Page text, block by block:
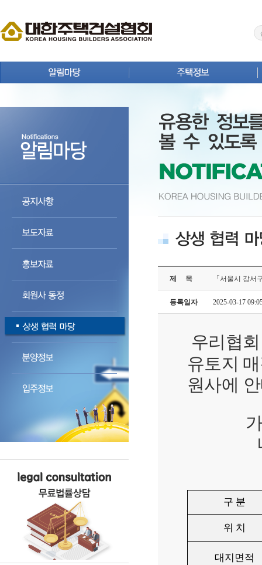
회원사 동정
상생 협력 마당
주택사업 안내
연구원 Brief
주택통계
주택등록업체 검색
주택자료실
제 목 「서울시 강서
등록일자 2025-03-17
우리협
유토지
원사에
나.
구 분
위 치
대지면적